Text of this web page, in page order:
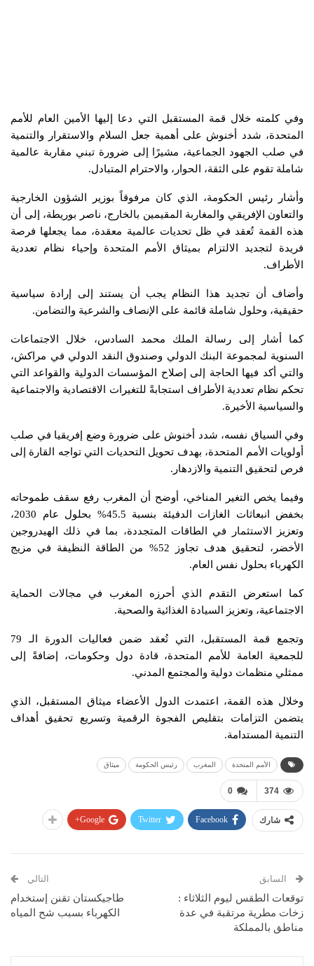
وفي كلمته خلال قمة المستقبل التي دعا إليها الأمين العام للأمم
المتحدة، شدد أخنوش على أهمية جعل السلام والاستقرار والتنمية
في صلب الجهود الجماعية، مشيرًا إلى ضرورة تبني مقاربة عالمية
شاملة تقوم على الثقة، الحوار، والاحترام المتبادل.
وأشار رئيس الحكومة، الذي كان مرفوقاً بوزير الشؤون الخارجية
والتعاون الإفريقي والمغاربة المقيمين بالخارج، ناصر بوريطة، إلى أن
هذه القمة تُعقد في ظل تحديات عالمية معقدة، مما يجعلها فرصة
فريدة لتجديد الالتزام بميثاق الأمم المتحدة وإحياء نظام تعددية
الأطراف.
وأضاف أن تجديد هذا النظام يجب أن يستند إلى إرادة سياسية
حقيقية، وحلول شاملة قائمة على الإنصاف والشرعية والتضامن.
كما أشار إلى رسالة الملك محمد السادس، خلال الاجتماعات
السنوية لمجموعة البنك الدولي وصندوق النقد الدولي في مراكش،
والتي أكد فيها الحاجة إلى إصلاح المؤسسات الدولية والقواعد التي
تحكم نظام تعددية الأطراف استجابةً للتغيرات الاقتصادية والاجتماعية
والسياسية الأخيرة.
وفي السياق نفسه، شدد أخنوش على ضرورة وضع إفريقيا في صلب
أولويات الأمم المتحدة، بهدف تحويل التحديات التي تواجه القارة إلى
فرص لتحقيق التنمية والازدهار.
وفيما يخص التغير المناخي، أوضح أن المغرب رفع سقف طموحاته
بخفض انبعاثات الغازات الدفيئة بنسبة 45.5% بحلول عام 2030،
وتعزيز الاستثمار في الطاقات المتجددة، بما في ذلك الهيدروجين
الأخضر، لتحقيق هدف تجاوز 52% من الطاقة النظيفة في مزيج
الكهرباء بحلول نفس العام.
كما استعرض التقدم الذي أحرزه المغرب في مجالات الحماية
الاجتماعية، وتعزيز السيادة الغذائية والصحية.
وتجمع قمة المستقبل، التي تُعقد ضمن فعاليات الدورة الـ 79
للجمعية العامة للأمم المتحدة، قادة دول وحكومات، إضافةً إلى
ممثلي منظمات دولية والمجتمع المدني.
وخلال هذه القمة، اعتمدت الدول الأعضاء ميثاق المستقبل، الذي
يتضمن التزامات بتقليص الفجوة الرقمية وتسريع تحقيق أهداف
التنمية المستدامة.
الأمم المتحدة المغرب رئيس الحكومة ميثاق
0 374
شارك Facebook
Twitter
Google+
السابق
توقعات الطقس ليوم الثلاثاء :
زخات مطرية مرتقبة في عدة
مناطق بالمملكة
التالي
طاجيكستان تقنن إستخدام
الكهرباء بسبب شح المياه